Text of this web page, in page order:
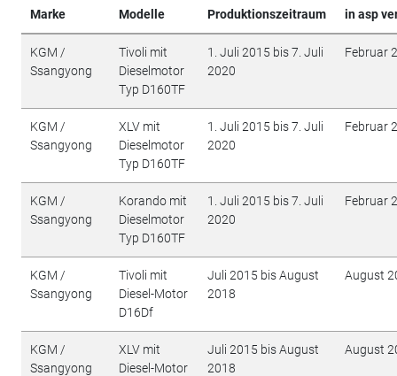
Marke Modelle Produktionszeitraum in asp
KGM /
Ssangyong
Tivoli mit
Dieselmotor
Typ D160TF
1. Juli 2015 bis 7. Juli
2020
Februar
KGM /
Ssangyong
XLV mit
Dieselmotor
Typ D160TF
1. Juli 2015 bis 7. Juli
2020
Februar
KGM /
Ssangyong
Korando mit
Dieselmotor
Typ D160TF
1. Juli 2015 bis 7. Juli
2020
Februar
KGM /
Ssangyong
Tivoli mit
Diesel-Motor
D16Df
Juli 2015 bis August
2018
August
KGM /
Ssangyong
XLV mit
Diesel-Motor
Juli 2015 bis August
2018
August